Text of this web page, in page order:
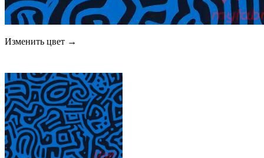
Изменить цвет →